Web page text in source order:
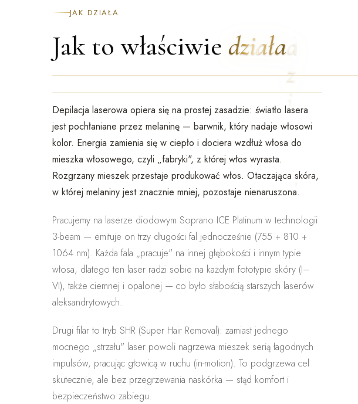
JAK DZIAŁA
Jak to właściwie działa
Depilacja laserowa opiera się na prostej zasadzie: światło lasera
jest pochłaniane przez melaninę— barwnik, który nadaje włosowi
kolor. Energia zamienia się w ciepło i dociera wzdłuż włosa do
mieszka włosowego, czyli „fabryki", z której włos wyrasta.
Rozgrzany mieszek przestaje produkować włos. Otaczająca skóra,
w której melaniny jest znacznie mniej, pozostaje nienaruszona.
Pracujemy na laserze diodowym Soprano ICE Platinum w technologii
3-beam — emituje on trzy długości fal jednocześnie (755 + 810 +
1064 nm). Każda fala „pracuje" na innej głębokości i innym typie
włosa, dlatego ten laser radzi sobie na każdym fototypie skóry (I–
VI), także ciemnej i opalonej — co było słabością starszych laserów
aleksandrytowych.
Drugi filar to tryb SHR (Super Hair Removal): zamiast jednego
mocnego „strzału" laser powoli nagrzewa mieszek serią łagodnych
impulsów, pracując głowicą w ruchu (in-motion). To podgrzewa cel
skutecznie, ale bez przegrzewania naskórka — stąd komfort i
bezpieczeństwo zabiegu.